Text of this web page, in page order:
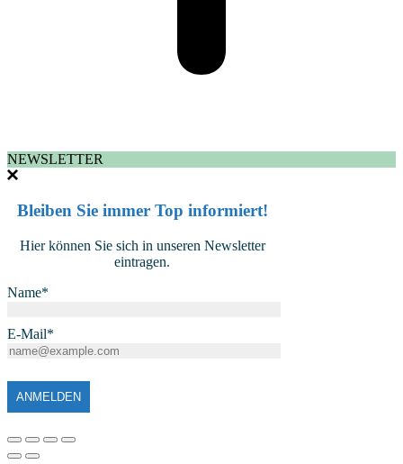
NEWSLETTER
Bleiben Sie immer Top informiert!
Hier können Sie sich in unseren Newsletter
eintragen.
Name*
E-Mail*
ANMELDEN